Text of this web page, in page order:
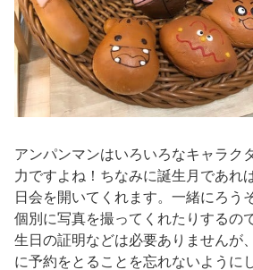
アンパンマンはいろいろなキャラク
力ですよね！ちなみに誕生月であれ
日会を開いてくれます。一緒にろう
個別に写真を撮ってくれたりするの
生日の証明などは必要ありませんが
に予約をとることを忘れないように